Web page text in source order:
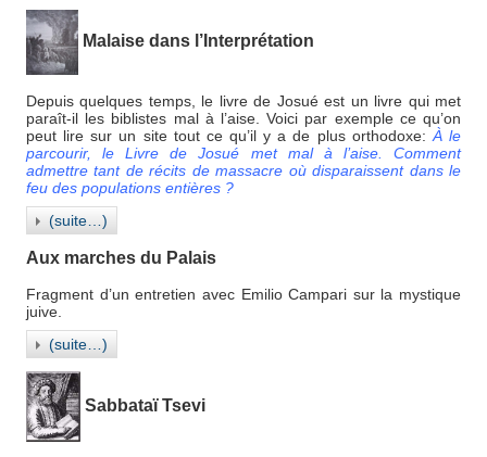
Malaise dans l’Interprétation
Depuis quelques temps, le livre de Josué est un livre qui met
paraît-il les biblistes mal à l’aise. Voici par exemple ce qu’on
peut lire sur un site tout ce qu’il y a de plus orthodoxe:À le
parcourir, le Livre de Josué met mal à l’aise. Comment
admettre tant de récits de massacre où disparaissent dans le
feu des populations entières ?
(suite…)
Aux marches du Palais
Fragment d’un entretien avec Emilio Campari sur la mystique
juive.
(suite…)
Sabbataï Tsevi